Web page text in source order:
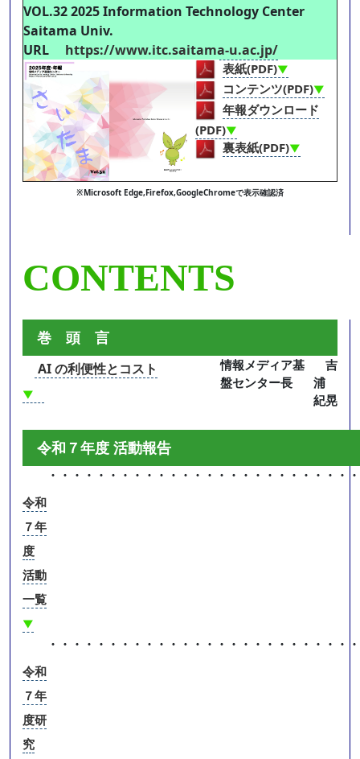
VOL.32 2025 Information Technology Center
Saitama Univ.
URL https://www.itc.saitama-u.ac.jp/
表紙(PDF)▼
コンテンツ(PDF)▼
年報ダウンロード
(PDF)▼
裏表紙(PDF)▼
※Microsoft Edge,Firefox,GoogleChromeで表示確認済
CONTENTS
巻 頭 言
AI の利便性とコスト
▼
情報メディア基
盤センター長
吉
浦
紀晃
令和７年度 活動報告
令和
７年
度
活動
一覧
▼
・・・・・・・・・・・・・・・・・・・・・・・・・・
令和
７年
度研
究
・・・・・・・・・・・・・・・・・・・・・・・・・・